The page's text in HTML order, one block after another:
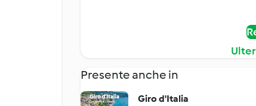
Presente anche in
Giro d'Italia